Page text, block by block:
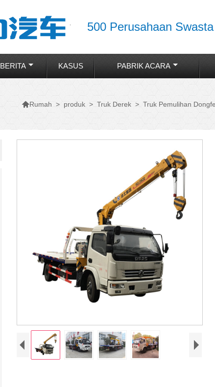
500 Perusahaan
BERITA KASUS PABRIK ACARA
Rumah > produk > Truk Derek > Truk Pemulihan